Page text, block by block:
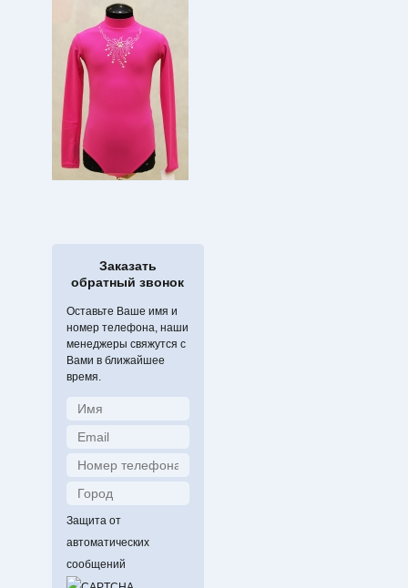
Заказать
обратный звонок
Оставьте Ваше имя и
номер телефона, наши
менеджеры свяжутся с
Вами в ближайшее
время.
Защита от
автоматических
сообщений